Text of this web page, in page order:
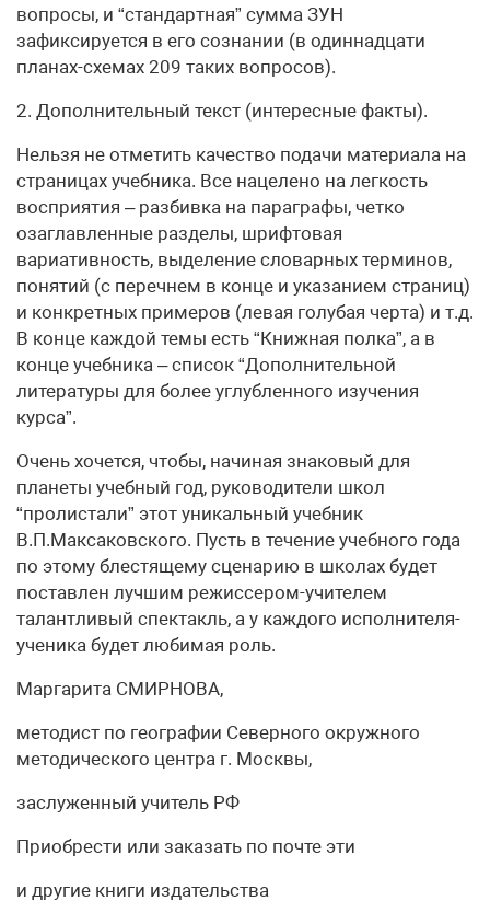
вопросы, и “стандартная” сумма ЗУН
зафиксируется в его сознании (в одиннадцати
планах-схемах 209 таких вопросов).
2. Дополнительный текст (интересные факты).
Нельзя не отметить качество подачи материала на
страницах учебника. Все нацелено на легкость
восприятия – разбивка на параграфы, четко
озаглавленные разделы, шрифтовая
вариативность, выделение словарных терминов,
понятий (с перечнем в конце и указанием страниц)
и конкретных примеров (левая голубая черта) и т.д.
В конце каждой темы есть “Книжная полка”, а в
конце учебника – список “Дополнительной
литературы для более углубленного изучения
курса”.
Очень хочется, чтобы, начиная знаковый для
планеты учебный год, руководители школ
“пролистали” этот уникальный учебник
В.П.Максаковского. Пусть в течение учебного года
по этому блестящему сценарию в школах будет
поставлен лучшим режиссером-учителем
талантливый спектакль, а у каждого исполнителя-
ученика будет любимая роль.
Маргарита СМИРНОВА,
методист по географии Северного окружного
методического центра г. Москвы,
заслуженный учитель РФ
Приобрести или заказать по почте эти
и другие книги издательства